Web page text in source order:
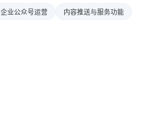
企业公众号运营 内容推送与服务功能